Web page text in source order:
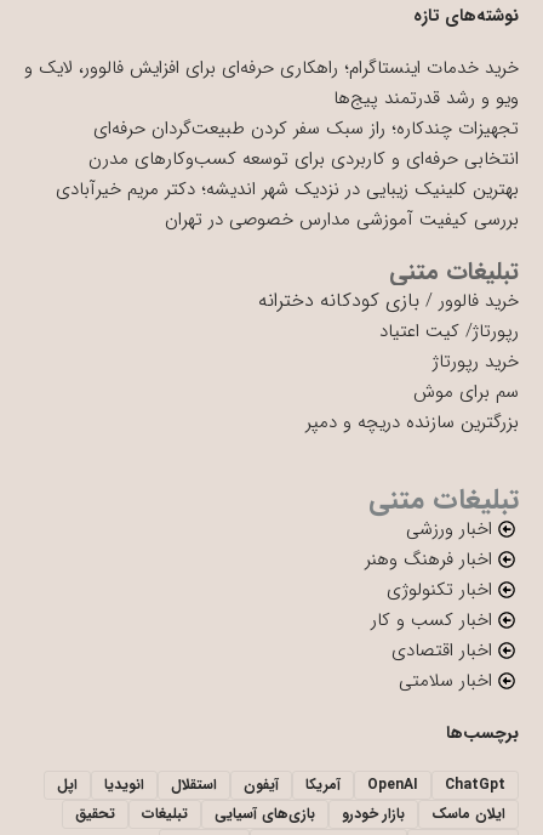
نوشته‌های تازه
خرید خدمات اینستاگرام؛ راهکاری حرفه‌ای برای افزایش فالوور، لایک و
ویو و رشد قدرتمند پیج‌ها
تجهیزات چندکاره؛ راز سبک سفر کردن طبیعت‌گردان حرفه‌ای
انتخابی حرفه‌ای و کاربردی برای توسعه کسب‌وکارهای مدرن
بهترین کلینیک زیبایی در نزدیک شهر اندیشه؛ دکتر مریم خیرآبادی
بررسی کیفیت آموزشی مدارس خصوصی در تهران
تبلیغات متنی
خرید فالوور / بازی کودکانه دخترانه
رپورتاژ/ کیت اعتیاد
خرید رپورتاژ
سم برای موش
بزرگترین سازنده دریچه و دمپر
تبلیغات متنی
اخبار ورزشی
اخبار فرهنگ وهنر
اخبار تکنولوژی
اخبار کسب و کار
اخبار اقتصادی
اخبار سلامتی
برچسب‌ها
ChatGpt
OpenAI آمریکا آیفون استقلال انویدیا
اپل
ایلان ماسک
بازار خودرو بازی‌های آسیایی تبلیغات
تحقیق